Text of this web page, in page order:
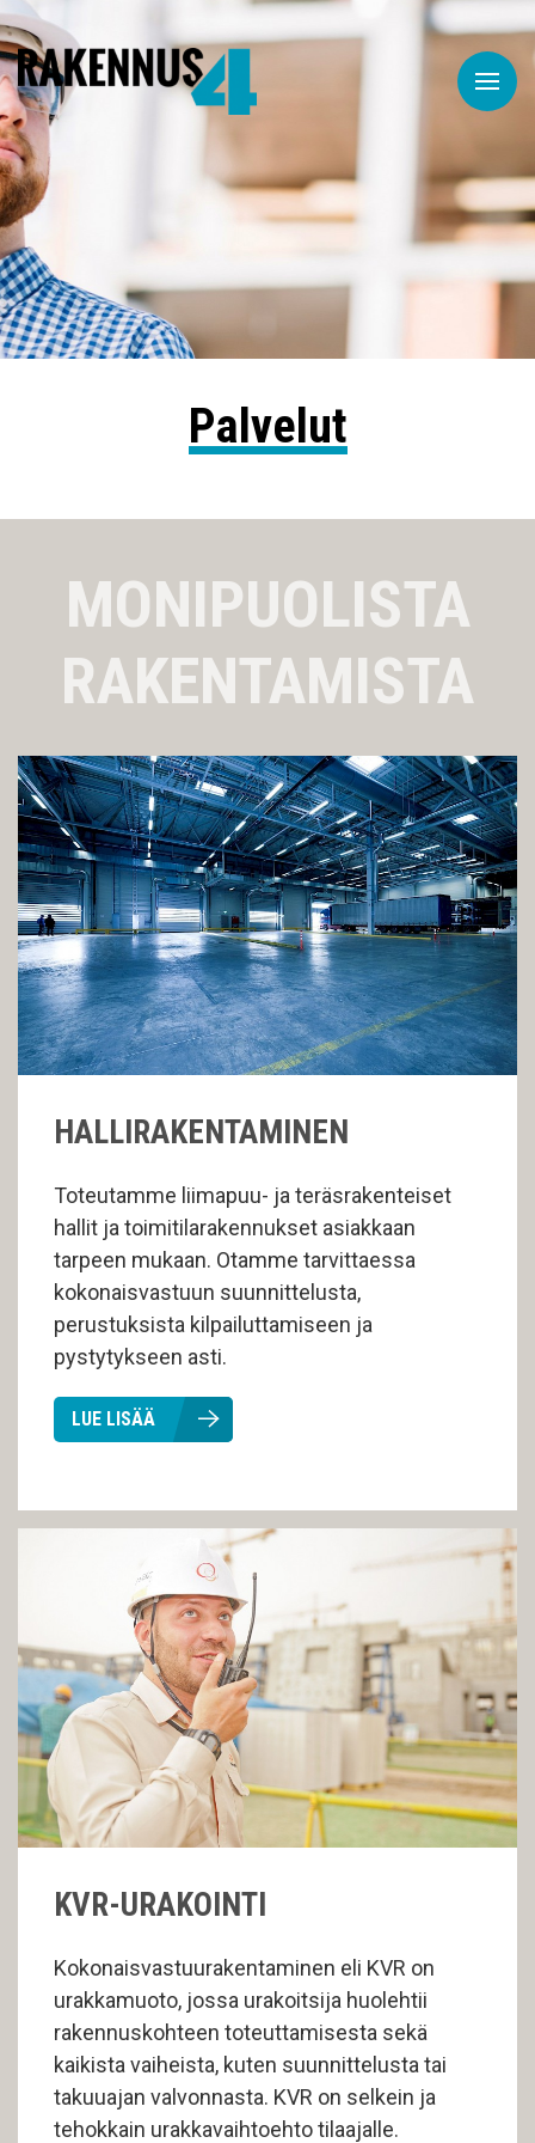
Palvelut
MONIPUOLISTA
RAKENTAMISTA
HALLIRAKENTAMINEN
Toteutamme liimapuu- ja teräsrakenteiset
hallit ja toimitilarakennukset asiakkaan
tarpeen mukaan. Otamme tarvittaessa
kokonaisvastuun suunnittelusta,
perustuksista kilpailuttamiseen ja
pystytykseen asti.
LUE LISÄÄ
KVR-URAKOINTI
Kokonaisvastuurakentaminen eli KVR on
urakkamuoto, jossa urakoitsija huolehtii
rakennuskohteen toteuttamisesta sekä
kaikista vaiheista, kuten suunnittelusta tai
takuuajan valvonnasta. KVR on selkein ja
tehokkain urakkavaihtoehto tilaajalle.